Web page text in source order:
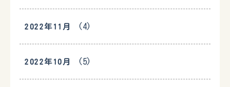
2022年11月 (4)
2022年10月 (5)